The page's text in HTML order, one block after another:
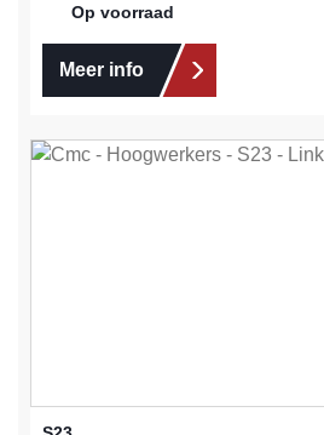
Op voorraad
Meer info